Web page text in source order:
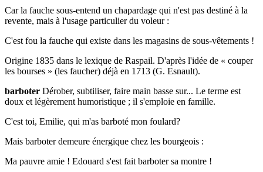
Car la fauche sous-entend un chapardage qui n'est pas destiné à la
revente, mais à l'usage particulier du voleur :
C'est fou la fauche qui existe dans les magasins de sous-vêtements !
Origine 1835 dans le lexique de Raspail. D'après l'idée de « couper
les bourses » (les faucher) déjà en 1713 (G. Esnault).
barboter Dérober, subtiliser, faire main basse sur... Le terme est
doux et légèrement humoristique ; il s'emploie en famille.
C'est toi, Emilie, qui m'as barboté mon foulard?
Mais barboter demeure énergique chez les bourgeois :
Ma pauvre amie ! Edouard s'est fait barboter sa montre !